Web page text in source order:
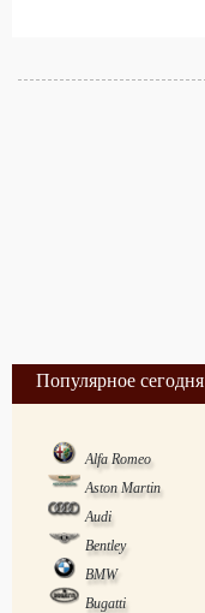
Популярное сегодня
Alfa Romeo
Aston Martin
Audi
Bentley
BMW
Bugatti